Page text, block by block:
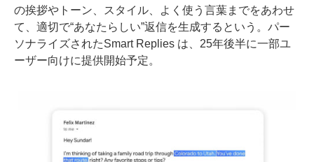
の挨拶やトーン、スタイル、よく使う言葉までをあわせ
て、適切で“あなたらしい”返信を生成するという。パー
ソナライズされたSmart Replies は、25年後半に一部ユ
ーザー向けに提供開始予定。